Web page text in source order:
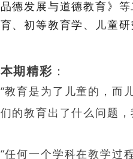
品德发展与道德教育》
育、初等教育学、儿童研
本期精彩 ：
“教育是为了儿童的，而
们的教育出了什么问题
“任何一个学科在教学过